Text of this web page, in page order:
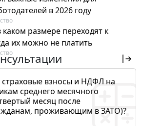
в 2026 году
размере переходят к
их можно не платить
взносы и НДФЛ на
среднего месячного
месяц после
проживающим в ЗАТО)?